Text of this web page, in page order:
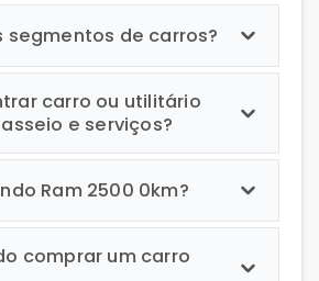
segmentos de carros?
carro ou utilitário
e serviços?
Ram 2500 0km?
comprar um carro